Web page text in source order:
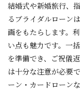
結婚式や新婚旅行、
るブライダルローン
画をもたらします。
い点も魅力です。一
を準備でき、ご祝儀
は十分な注意が必要
ーン・カードローン